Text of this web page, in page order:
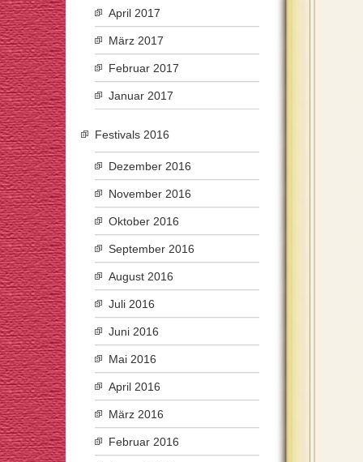
April 2017
März 2017
Februar 2017
Januar 2017
Festivals 2016
Dezember 2016
November 2016
Oktober 2016
September 2016
August 2016
Juli 2016
Juni 2016
Mai 2016
April 2016
März 2016
Februar 2016